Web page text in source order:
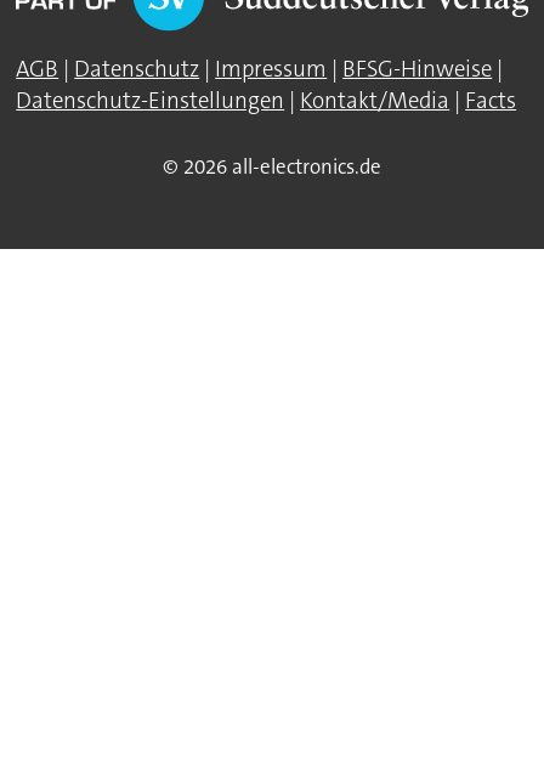
AGB | Datenschutz | Impressum | BFSG-Hinweise |
Datenschutz-Einstellungen | Kontakt/Media | Facts
© 2026 all-electronics.de